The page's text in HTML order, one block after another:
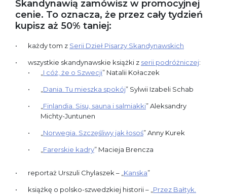
Skandynawią zamówisz w promocyjnej
cenie. To oznacza, że przez cały tydzień
kupisz aż 50% taniej:
każdy tom z Serii Dzieł Pisarzy Skandynawskich
wszystkie skandynawskie książki z serii podróżniczej:
„I cóż, że o Szwecji” Natalii Kołaczek
„Dania. Tu mieszka spokój” Sylwii Izabeli Schab
„Finlandia. Sisu, sauna i salmiakki” Aleksandry
Michty-Juntunen
„Norwegia. Szczęśliwy jak łosoś” Anny Kurek
„Farerskie kadry” Macieja Brencza
reportaż Urszuli Chylaszek – „Kanska”
książkę o polsko-szwedzkiej historii – „Przez Bałtyk.